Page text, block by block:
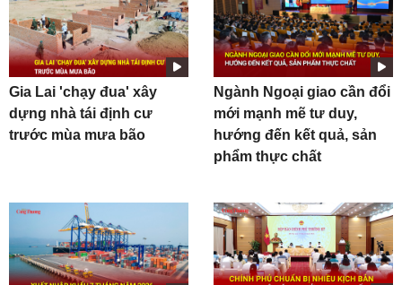
Gia Lai 'chạy đua' xây
dựng nhà tái định cư
trước mùa mưa bão
Ngành Ngoại giao cần đổi
mới mạnh mẽ tư duy,
hướng đến kết quả, sản
phẩm thực chất